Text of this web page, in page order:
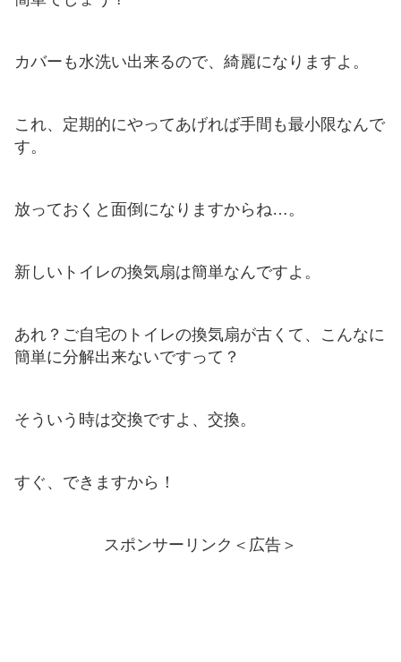
カバーも水洗い出来るので、綺麗になりますよ。
これ、定期的にやってあげれば手間も最小限なんで
す。
放っておくと面倒になりますからね…。
新しいトイレの換気扇は簡単なんですよ。
あれ？ご自宅のトイレの換気扇が古くて、こんなに
簡単に分解出来ないですって？
そういう時は交換ですよ、交換。
すぐ、できますから！
スポンサーリンク＜広告＞